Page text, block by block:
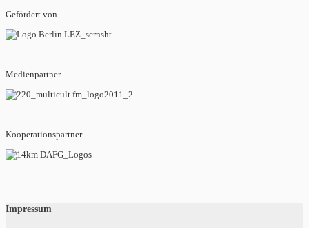
Gefördert von
Medienpartner
Kooperationspartner
Impressum